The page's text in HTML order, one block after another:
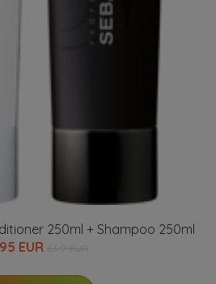
250ml + Shampoo 250ml
EUR